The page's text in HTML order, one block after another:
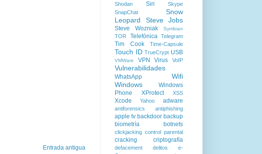
Entrada antigua
Shodan Siri
Skype
SnapChat
Snow
Leopard
Steve Jobs
Steve Wozniak Symbian
TOR Telefónica Telegram
Tim Cook Time-Capsule
Touch ID TrueCrypt USB
VMWare VPN Virus VoIP
Vulnerabilidades
WhatsApp
Wifi
Windows
Windows
Phone
XProtect XSS
Xcode Yahoo adware
antiforensics antiphishing
apple tv backdoor backup
biometría
botnets
clickjacking control parental
cracking criptografía
defacement delitos
e-